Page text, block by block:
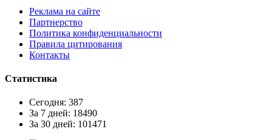
Реклама на сайте
Партнерство
Политика конфиденциальности
Правила цитирования
Контакты
Статистика
Сегодня: 387
За 7 дней: 18490
За 30 дней: 101471